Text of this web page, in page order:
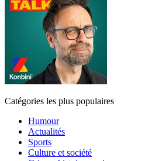
Catégories les plus populaires
Humour
Actualités
Sports
Culture et société